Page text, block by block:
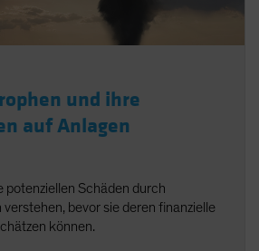
und ihre
auf Anlagen
potenziellen Schäden durch
bevor sie deren finanzielle
können.